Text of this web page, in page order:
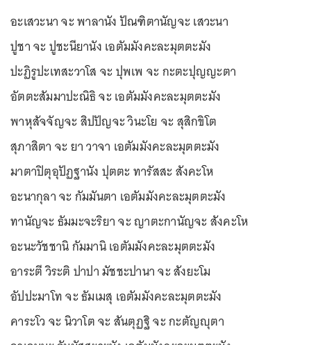
อะเสวะนา จะ พาลานัง ปัณฑิตานัญจะ เสวะนา
ปูชา จะ ปูชะนียานัง เอตัมมังคะละมุตตะมัง
ปะฏิรูปะเทสะวาโส จะ ปุพเพ จะ กะตะปุญญะตา
อัตตะสัมมาปะณิธิ จะ เอตัมมังคะละมุตตะมัง
พาหุสัจจัญจะ สิปปัญจะ วินะโย จะ สุสิกขิโต
สุภาสิตา จะ ยา วาจา เอตัมมังคะละมุตตะมัง
มาตาปิตุอุปัฏฐานัง ปุตตะ ทารัสสะ สังคะโห
อะนากุลา จะ กัมมันตา เอตัมมังคะละมุตตะมัง
ทานัญจะ ธัมมะจะริยา จะ ญาตะกานัญจะ สังคะโห
อะนะวัชชานิ กัมมานิ เอตัมมังคะละมุตตะมัง
อาระตี วิระติ ปาปา มัชชะปานา จะ สังยะโม
อัปปะมาโท จะ ธัมเมสุ เอตัมมังคะละมุตตะมัง
คาระโว จะ นิวาโต จะ สันตุฏฐิ จะ กะตัญญุตา